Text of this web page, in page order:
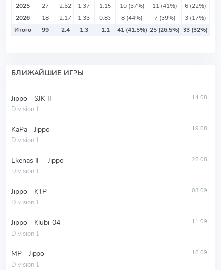
2025
27 2.52 1.37 1.15 10 (37%) 11 (41%)
6 (22%)
2026
18 2.17 1.33 0.83 8 (44%) 7 (39%)
3 (17%)
Итого
99 2.4 1.3 1.1 41 (41.5%) 25 (26.5%) 33 (32%)
БЛИЖАЙШИЕ ИГРЫ
Jippo - SJK II
Division 1
14.08
KaPa - Jippo
Division 1
19.08
Ekenas IF - Jippo
Division 1
28.08
Jippo - KTP
Division 1
03.09
Jippo - Klubi-04
Division 1
11.09
MP - Jippo
Division 1
18.09